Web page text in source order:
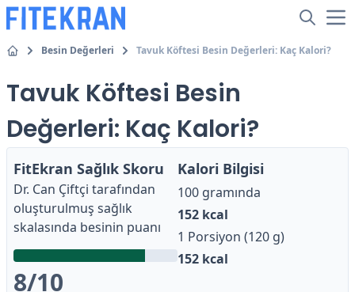
Besin Değerleri Tavuk Köftesi Besin Değerleri: Kaç Kalori?
Tavuk Köftesi Besin
Değerleri: Kaç Kalori?
FitEkran Sağlık Skoru
Dr. Can Çiftçi tarafından
oluşturulmuş sağlık
skalasında besinin puanı
8/10
Kalori Bilgisi
100 gramında
152 kcal
1 Porsiyon (120 g)
152 kcal